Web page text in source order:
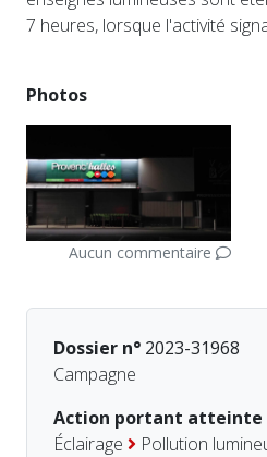
7 heures, lorsque l'activité
Photos
Aucun commentaire
Dossier n° 2023-31968
Campagne
Action portant atteinte
Éclairage
Pollution